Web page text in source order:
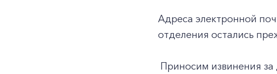
Адреса электронной
отделения остались
Приносим извинения